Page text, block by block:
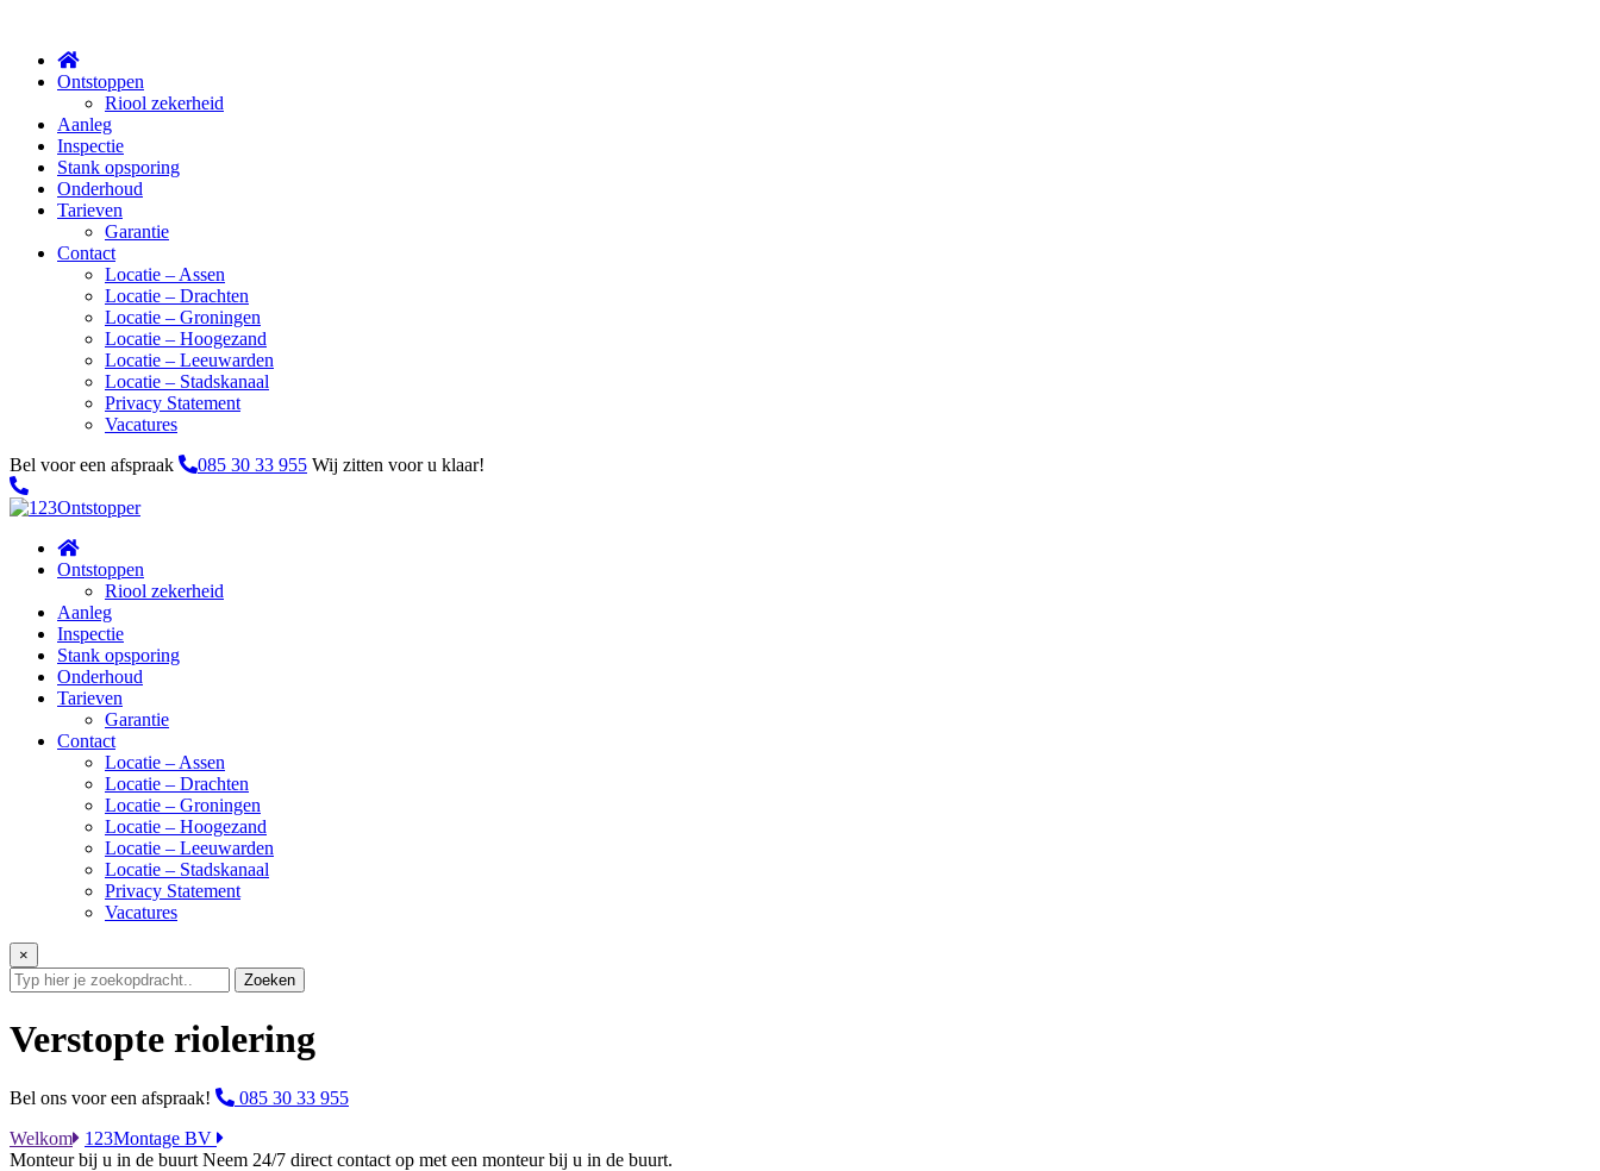
Ontstoppen
Riool zekerheid
Aanleg
Inspectie
Stank opsporing
Onderhoud
Tarieven
Garantie
Contact
Locatie – Assen
Locatie – Drachten
Locatie – Groningen
Locatie – Hoogezand
Locatie – Leeuwarden
Locatie – Stadskanaal
Privacy Statement
Vacatures
Bel voor een afspraak
085 30 33 955 Wij zitten voor u klaar!
Ontstoppen
Riool zekerheid
Aanleg
Inspectie
Stank opsporing
Onderhoud
Tarieven
Garantie
Contact
Locatie – Assen
Locatie – Drachten
Locatie – Groningen
Locatie – Hoogezand
Locatie – Leeuwarden
Locatie – Stadskanaal
Privacy Statement
Vacatures
×
Zoeken
Verstopte riolering
Bel ons voor een afspraak!
085 30 33 955
Welkom
123Montage BV
Monteur bij u in de buurt Neem 24/7 direct contact op met een monteur bij u in de buurt.